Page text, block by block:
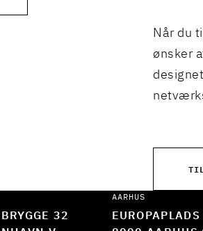
Når du
ønsker
32
AARHUS